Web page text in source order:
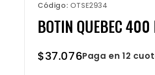
Código: OTSE2934
BOTIN QUEBEC
$37.076Paga en 12